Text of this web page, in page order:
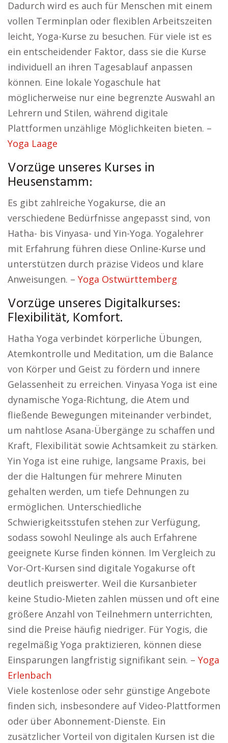
Dadurch wird es auch für Menschen mit einem
vollen Terminplan oder flexiblen Arbeitszeiten
leicht, Yoga-Kurse zu besuchen. Für viele ist es
ein entscheidender Faktor, dass sie die Kurse
individuell an ihren Tagesablauf anpassen
können. Eine lokale Yogaschule hat
möglicherweise nur eine begrenzte Auswahl an
Lehrern und Stilen, während digitale
Plattformen unzählige Möglichkeiten bieten. –
Yoga Laage
Vorzüge unseres Kurses in
Heusenstamm:
Es gibt zahlreiche Yogakurse, die an
verschiedene Bedürfnisse angepasst sind, von
Hatha- bis Vinyasa- und Yin-Yoga. Yogalehrer
mit Erfahrung führen diese Online-Kurse und
unterstützen durch präzise Videos und klare
Anweisungen. – Yoga Ostwürttemberg
Vorzüge unseres Digitalkurses:
Flexibilität, Komfort.
Hatha Yoga verbindet körperliche Übungen,
Atemkontrolle und Meditation, um die Balance
von Körper und Geist zu fördern und innere
Gelassenheit zu erreichen. Vinyasa Yoga ist eine
dynamische Yoga-Richtung, die Atem und
fließende Bewegungen miteinander verbindet,
um nahtlose Asana-Übergänge zu schaffen und
Kraft, Flexibilität sowie Achtsamkeit zu stärken.
Yin Yoga ist eine ruhige, langsame Praxis, bei
der die Haltungen für mehrere Minuten
gehalten werden, um tiefe Dehnungen zu
ermöglichen. Unterschiedliche
Schwierigkeitsstufen stehen zur Verfügung,
sodass sowohl Neulinge als auch Erfahrene
geeignete Kurse finden können. Im Vergleich zu
Vor-Ort-Kursen sind digitale Yogakurse oft
deutlich preiswerter. Weil die Kursanbieter
keine Studio-Mieten zahlen müssen und oft eine
größere Anzahl von Teilnehmern unterrichten,
sind die Preise häufig niedriger. Für Yogis, die
regelmäßig Yoga praktizieren, können diese
Einsparungen langfristig signifikant sein. – Yoga
Erlenbach
Viele kostenlose oder sehr günstige Angebote
finden sich, insbesondere auf Video-Plattformen
oder über Abonnement-Dienste. Ein
zusätzlicher Vorteil von digitalen Kursen ist die